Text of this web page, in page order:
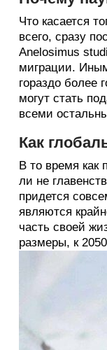
Что касается
всего, сразу
Anelosimus
миграции.
гораздо более
могут стать
всеми
Как
В то время как
ли не
придется
являются
часть своей
размеры, к